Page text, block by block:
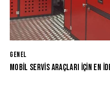
GENEL
MOBIL SERVIS ARAÇLARI İÇIN EN